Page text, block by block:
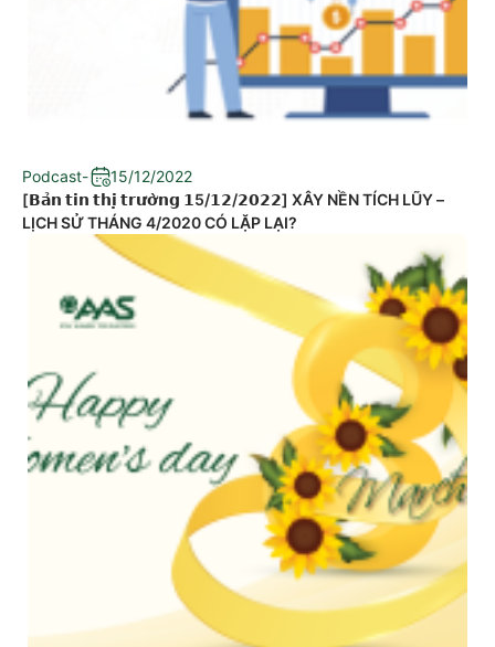
Podcast-
15/12/2022
[𝗕𝗮̉𝗻 𝘁𝗶𝗻 𝘁𝗵𝗶̣ 𝘁𝗿𝘂̛𝗼̛̀𝗻𝗴 𝟭5/𝟭𝟮/𝟮𝟬𝟮𝟮] XÂY NỀN TÍCH LŨY –
LỊCH SỬ THÁNG 4/2020 CÓ LẶP LẠI?